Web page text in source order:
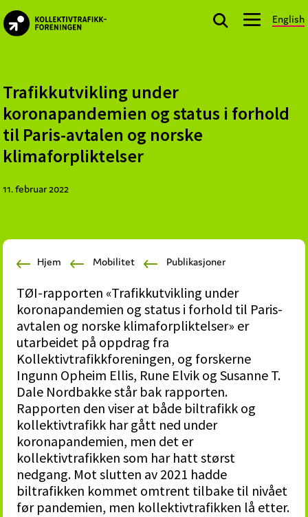
Skip
to
Skip
to
Skip
to
English
offentlige
aktører
som
planlegger,
og
og
mobilitetstjenester
Trafikkutvikling under
koronapandemien og status i forhold
til Paris-avtalen og norske
klimaforpliktelser
11. februar 2022
Hjem Mobilitet Publikasjoner
TØI-rapporten «Trafikkutvikling under
koronapandemien og status i forhold til Paris-
avtalen og norske klimaforpliktelser» er
utarbeidet på oppdrag fra
Kollektivtrafikkforeningen, og forskerne
Ingunn Opheim Ellis, Rune Elvik og Susanne T.
Dale Nordbakke står bak rapporten.
Rapporten den viser at både biltrafikk og
kollektivtrafikk har gått ned under
koronapandemien, men det er
kollektivtrafikken som har hatt størst
nedgang. Mot slutten av 2021 hadde
biltrafikken kommet omtrent tilbake til nivået
før pandemien, men kollektivtrafikken lå etter.